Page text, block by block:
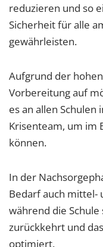
reduzieren und so
Sicherheit für alle
gewährleisten.
Aufgrund der
Vorbereitung auf
es an allen Schulen
Krisenteam, um im
können.
In der
Bedarf auch mittel-
während die
zurückkehrt und
optimiert.